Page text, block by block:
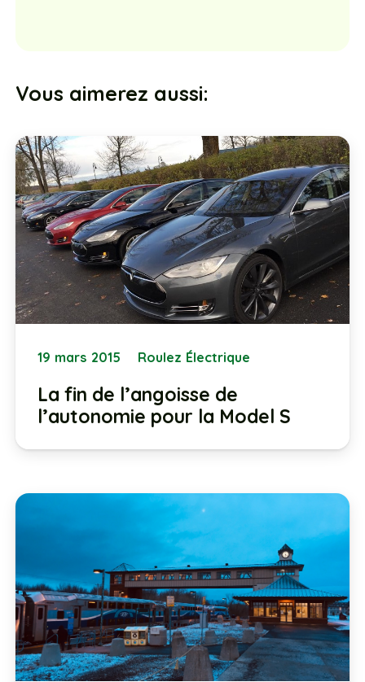
Vous aimerez aussi:
19 mars 2015 Roulez Électrique
La fin de l’angoisse de
l’autonomie pour la Model S